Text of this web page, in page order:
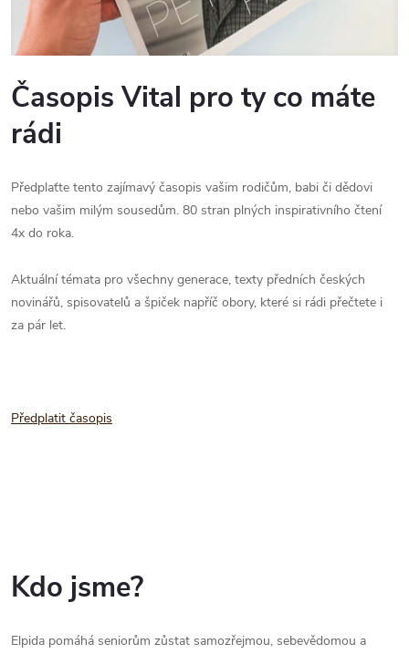
Časopis Vital pro ty co máte
rádi
Předplaťte tento zajímavý časopis vašim rodičům, babi či dědovi
nebo vašim milým sousedům. 80 stran plných inspirativního čtení
4x do roka.
Aktuální témata pro všechny generace, texty předních českých
novinářů, spisovatelů a špiček napříč obory, které si rádi přečtete i
za pár let.
Předplatit časopis
Kdo jsme?
Elpida pomáhá seniorům zůstat samozřejmou, sebevědomou a